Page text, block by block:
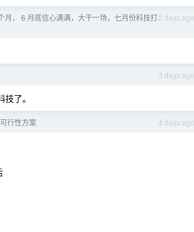
2 days ago
月， 6 月底信心满满，大干一场，七月份科技打
3 days ago
了。
4 days ago
行性方案